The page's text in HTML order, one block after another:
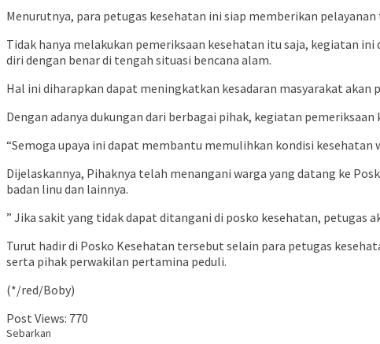
Menurutnya, para petugas kesehatan ini siap memberikan
Tidak hanya melakukan pemeriksaan kesehatan itu saja, kegiatan
diri dengan benar di tengah situasi bencana alam.
Hal ini diharapkan dapat meningkatkan kesadaran masyarakat
Dengan adanya dukungan dari berbagai pihak, kegiatan
“Semoga upaya ini dapat membantu memulihkan kondisi
Dijelaskannya, Pihaknya telah menangani warga yang datang ke
badan linu dan lainnya.
” Jika sakit yang tidak dapat ditangani di posko kesehatan, petugas
Turut hadir di Posko Kesehatan tersebut selain para petugas
serta pihak perwakilan pertamina peduli.
(*/red/Boby)
Post Views: 770
Sebarkan